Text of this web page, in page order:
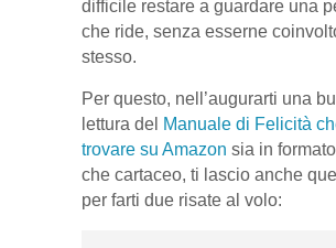
difficile restare a guardare una
che ride, senza esserne
stesso.
Per questo, nell’augurarti una
lettura del Manuale di Felicità
trovare su Amazon sia in
che cartaceo, ti lascio anche
per farti due risate al volo: